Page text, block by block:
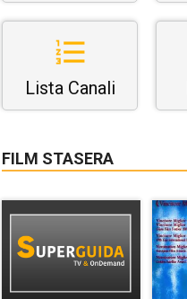
Lista Canali
FILM STASERA